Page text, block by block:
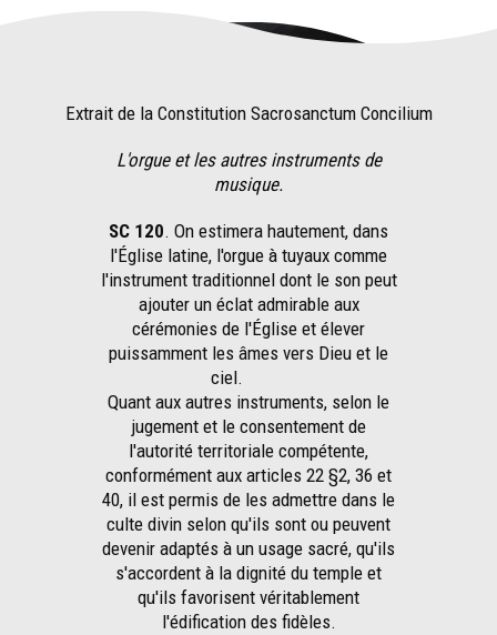
Extrait de la Constitution Sacrosanctum Concilium
L'orgue et les autres instruments de
musique.
SC 120. On estimera hautement, dans
l'Église latine, l'orgue à tuyaux comme
l'instrument traditionnel dont le son peut
ajouter un éclat admirable aux
cérémonies de l'Église et élever
puissamment les âmes vers Dieu et le
ciel.
Quant aux autres instruments, selon le
jugement et le consentement de
l'autorité territoriale compétente,
conformément aux articles 22 §2, 36 et
40, il est permis de les admettre dans le
culte divin selon qu'ils sont ou peuvent
devenir adaptés à un usage sacré, qu'ils
s'accordent à la dignité du temple et
qu'ils favorisent véritablement
l'édification des fidèles.